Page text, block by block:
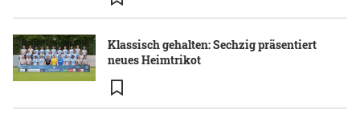
Klassisch gehalten: Sechzig präsentiert
neues Heimtrikot